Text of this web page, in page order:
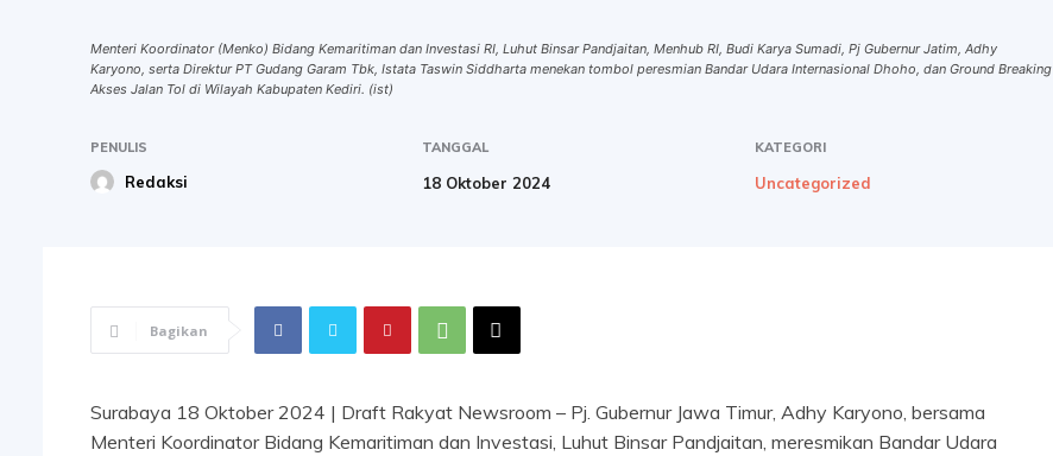
Menteri Koordinator (Menko) Bidang Kemaritiman dan Investasi RI, Luhut Binsar Pandjaitan, Menhub RI, Budi Karya Sumadi, Pj Gubernur Jatim, Adhy
Karyono, serta Direktur PT Gudang Garam Tbk, Istata Taswin Siddharta menekan tombol peresmian Bandar Udara Internasional Dhoho, dan Ground Breaking
Akses Jalan Tol di Wilayah Kabupaten Kediri. (ist)
PENULIS
Redaksi
TANGGAL
18 Oktober 2024
KATEGORI
Uncategorized
Bagikan
Surabaya 18 Oktober 2024 | Draft Rakyat Newsroom – Pj. Gubernur Jawa Timur, Adhy Karyono, bersama
Menteri Koordinator Bidang Kemaritiman dan Investasi, Luhut Binsar Pandjaitan, meresmikan Bandar Udara